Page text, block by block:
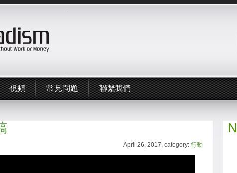
視頻 常見問題 聯繫我們
April 26, 2017, category: 行動